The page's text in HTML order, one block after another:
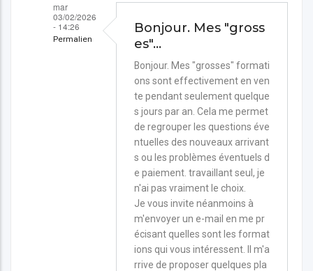
mar
03/02/2026
- 14:26
Permalien
Bonjour. Mes "gross
es"…
Bonjour. Mes "grosses" formati
ons sont effectivement en ven
te pendant seulement quelque
s jours par an. Cela me permet
de regrouper les questions éve
ntuelles des nouveaux arrivant
s ou les problèmes éventuels d
e paiement. travaillant seul, je
n'ai pas vraiment le choix.
Je vous invite néanmoins à
m'envoyer un e-mail en me pr
écisant quelles sont les format
ions qui vous intéressent. Il m'a
rrive de proposer quelques pla